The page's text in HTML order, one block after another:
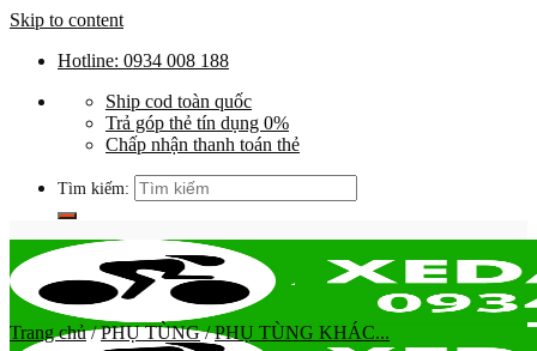
Skip to content
Hotline: 0934 008 188
Ship cod toàn quốc
Trả góp thẻ tín dụng 0%
Chấp nhận thanh toán thẻ
Tìm kiếm:
Trang chủ / PHỤ TÙNG / PHỤ TÙNG KHÁC...